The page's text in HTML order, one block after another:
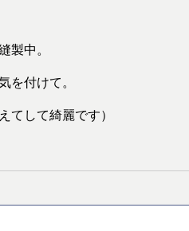
製中。
を付けて。
てして綺麗です）